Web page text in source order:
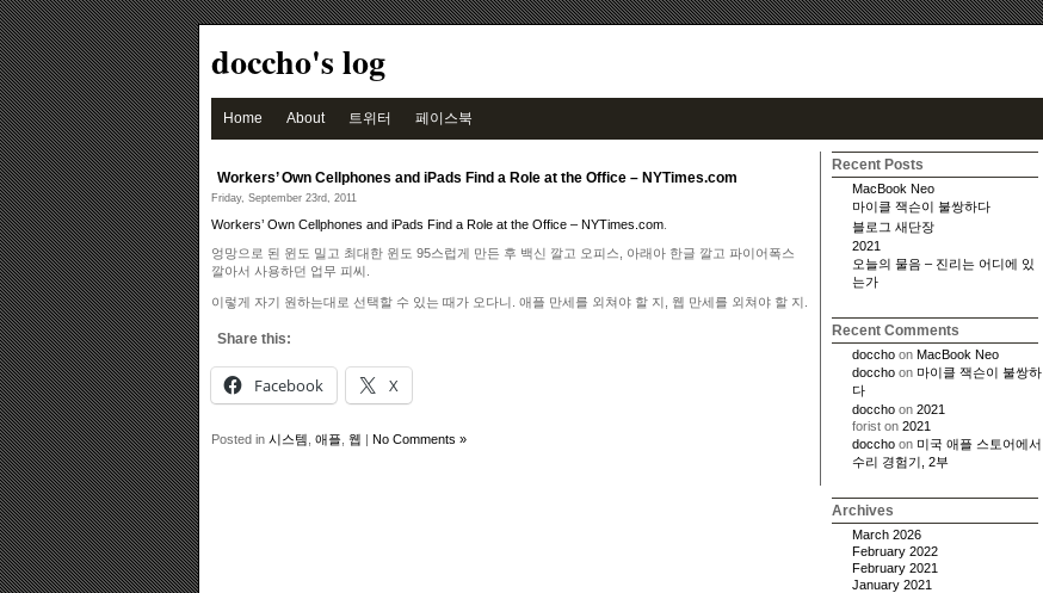
doccho's log
Home About 트위터 페이스북
Workers’ Own Cellphones and iPads Find a Role at the Office – NYTimes.com
Friday, September 23rd, 2011
Workers’ Own Cellphones and iPads Find a Role at the Office – NYTimes.com
엉망으로 된 윈도 밀고 최대한 윈도 95스럽게 만든 후 백신 깔고 오피스, 아래아 한글 깔고 파이어폭스
깔아서 사용하던 업무 피씨.
이렇게 자기 원하는대로 선택할 수 있는 때가 오다니. 애플 만세를 외쳐야 할 지, 웹 만세를 외쳐야 할 지.
Share this:
Facebook X
Posted in 시스템 애플 웹 | No Comments »
Recent Posts
MacBook Neo
마이클 잭슨이 불쌍하다
블로그 새단장
2021
오늘의 물음 – 진리는 어디에 있
는가
Recent Comments
doccho on MacBook Neo
doccho on 마이클 잭슨이 불쌍하
다
doccho on 2021
forist on 2021
doccho on 미국 애플 스토어에서
수리 경험기, 2부
Archives
March 2026
February 2022
February 2021
January 2021